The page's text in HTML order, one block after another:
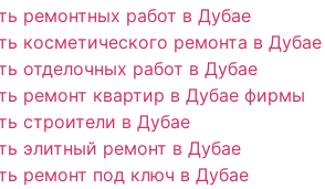
ремонтных работ в Дубае
косметического ремонта в Дубае
отделочных работ в Дубае
ремонт квартир в Дубае фирмы
строители в Дубае
элитный ремонт в Дубае
ремонт под ключ в Дубае